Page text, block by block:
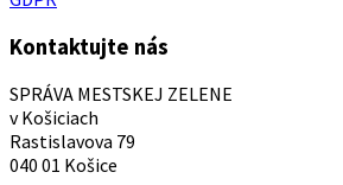
Kontaktujte nás
SPRÁVA MESTSKEJ ZELENE
v Košiciach
Rastislavova 79
040 01 Košice